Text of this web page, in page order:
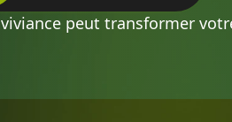
peut transformer